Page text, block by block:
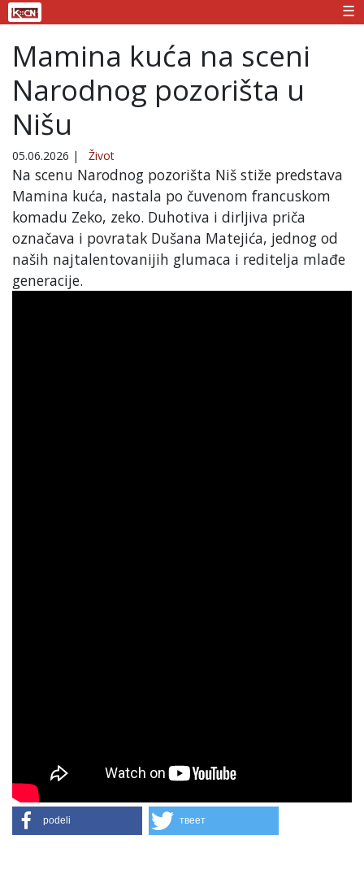
☰
Mamina kuća na sceni
Narodnog pozorišta u
Nišu
05.06.2026 | Život
Na scenu Narodnog pozorišta Niš stiže predstava
Mamina kuća, nastala po čuvenom francuskom
komadu Zeko, zeko. Duhotiva i dirljiva priča
označava i povratak Dušana Matejića, jednog od
naših najtalentovanijih glumaca i reditelja mlađe
generacije.
podeli твеет